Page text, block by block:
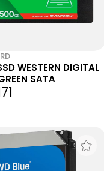
WESTERN DIGITAL
SATA